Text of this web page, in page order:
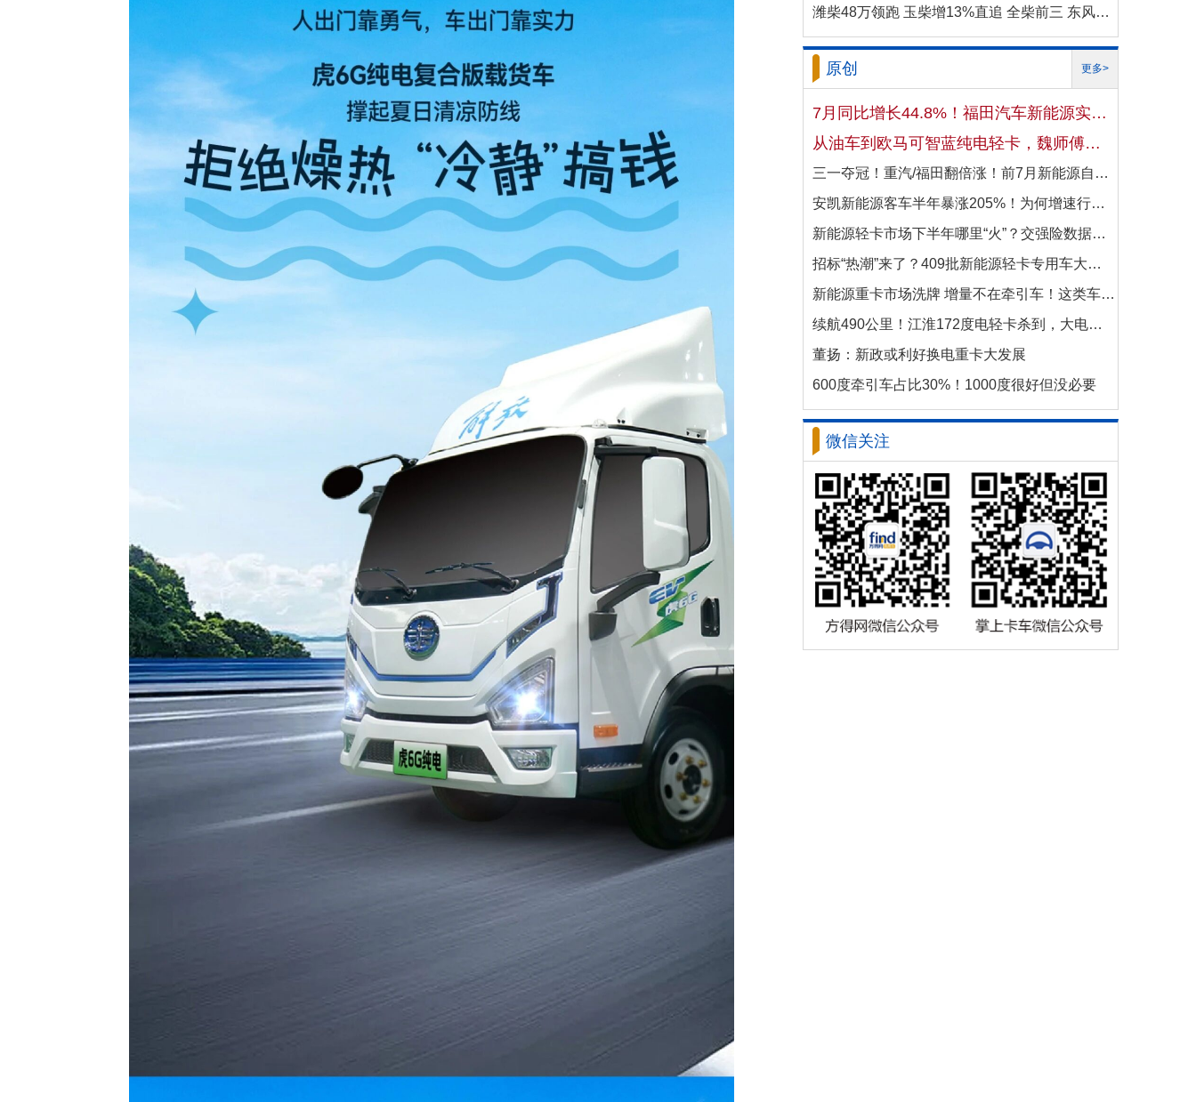
潍柴48万领跑 玉柴增13%直追 全柴前三 东风康明斯进前六 上半年柴油机增10.7
原创 更多>
7月同比增长44.8%！福田汽车新能源实现国内出口双向开花
从油车到欧马可智蓝纯电轻卡，魏师傅的医药配送日子越过越省心
三一夺冠！重汽/福田翻倍涨！前7月新能源自卸车大增106%！
安凯新能源客车半年暴涨205%！为何增速行业第一？
新能源轻卡市场下半年哪里“火”？交强险数据揭秘机会
招标“热潮”来了？409批新能源轻卡专用车大批量上新！
新能源重卡市场洗牌 增量不在牵引车！这类车增速破100%
续航490公里！江淮172度电轻卡杀到，大电量时代来了？
董扬：新政或利好换电重卡大发展
600度牵引车占比30%！1000度很好但没必要
微信关注